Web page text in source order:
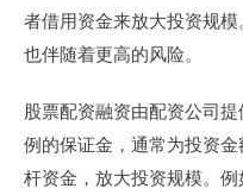
者借用资金来放大投资规
也伴随着更高的风险。
股票配资融资由配资公司
例的保证金，通常为投资
杆资金，放大投资规模。